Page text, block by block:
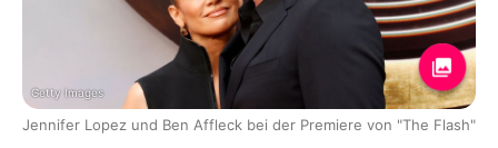
Getty Images
Jennifer Lopez und Ben Affleck bei der Premiere von "The Flash"